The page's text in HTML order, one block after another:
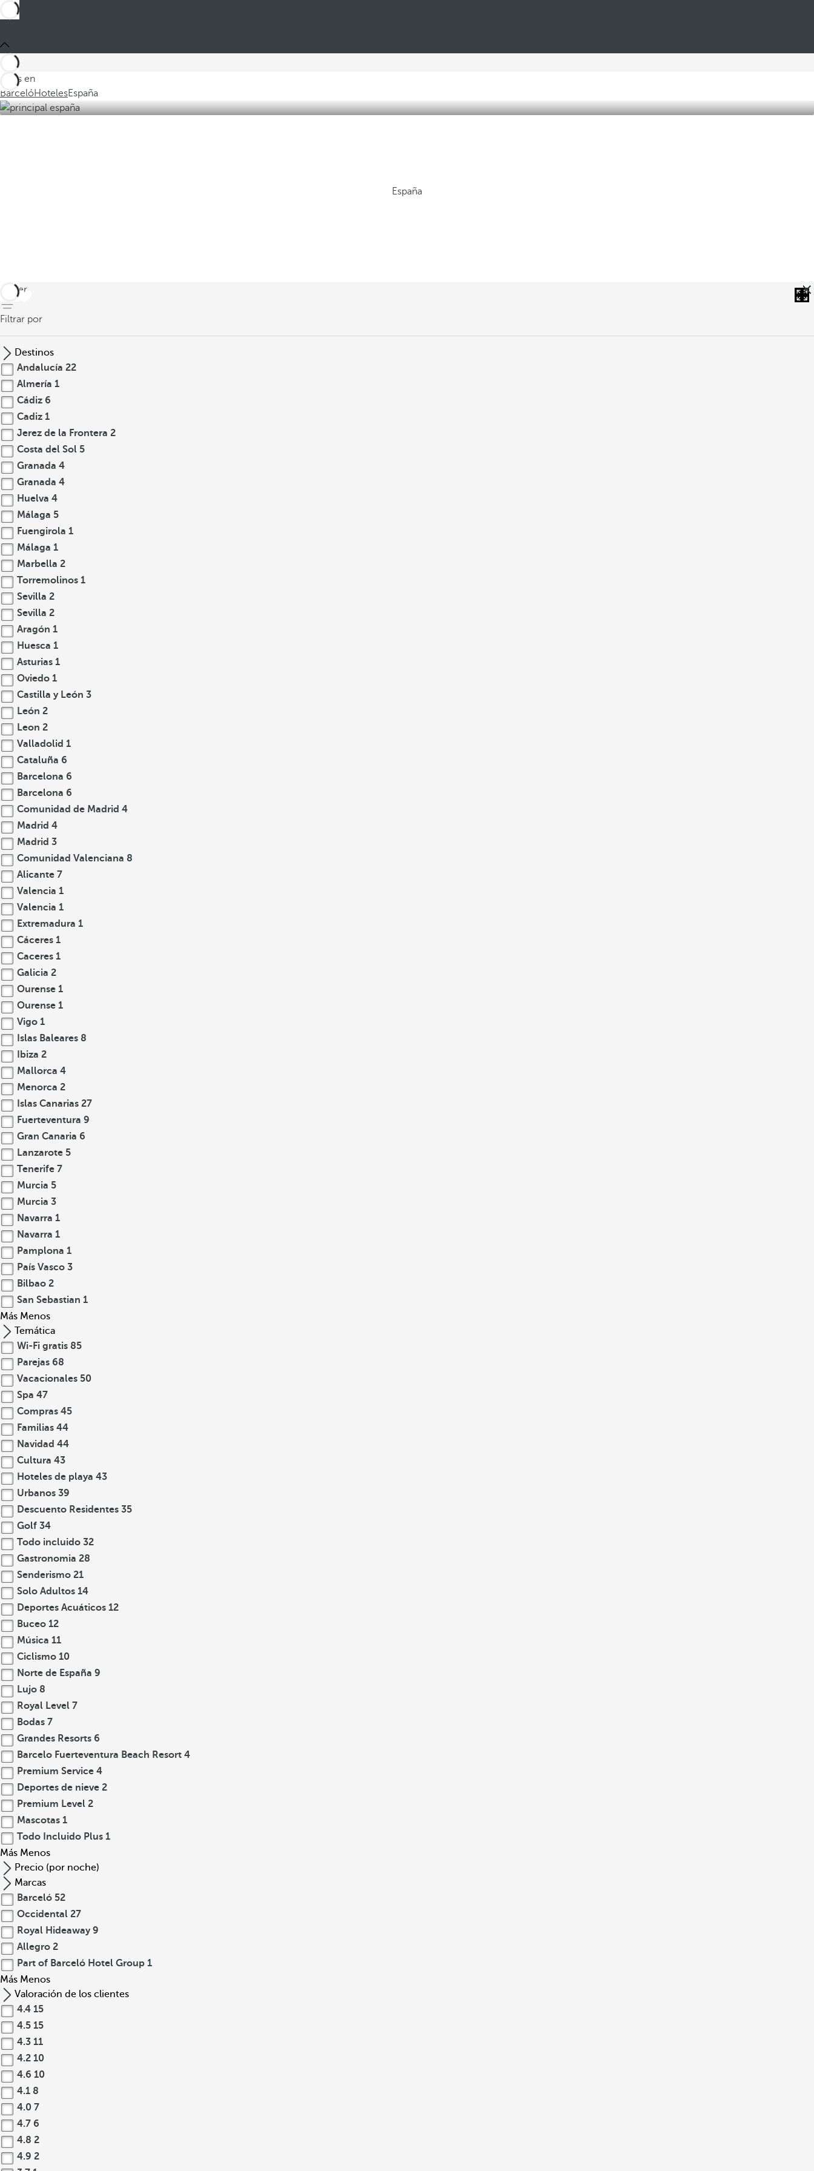
Estás en
BarcelóHotelesEspaña
España
volver
Filtrar por
Destinos
Andalucía 22
Almería 1
Cádiz 6
Cadiz 1
Jerez de la Frontera 2
Costa del Sol 5
Granada 4
Granada 4
Huelva 4
Málaga 5
Fuengirola 1
Málaga 1
Marbella 2
Torremolinos 1
Sevilla 2
Sevilla 2
Aragón 1
Huesca 1
Asturias 1
Oviedo 1
Castilla y León 3
León 2
Leon 2
Valladolid 1
Cataluña 6
Barcelona 6
Barcelona 6
Comunidad de Madrid 4
Madrid 4
Madrid 3
Comunidad Valenciana 8
Alicante 7
Valencia 1
Valencia 1
Extremadura 1
Cáceres 1
Caceres 1
Galicia 2
Ourense 1
Ourense 1
Vigo 1
Islas Baleares 8
Ibiza 2
Mallorca 4
Menorca 2
Islas Canarias 27
Fuerteventura 9
Gran Canaria 6
Lanzarote 5
Tenerife 7
Murcia 5
Murcia 3
Navarra 1
Navarra 1
Pamplona 1
País Vasco 3
Bilbao 2
San Sebastian 1
Más Menos
Temática
Wi-Fi gratis 85
Parejas 68
Vacacionales 50
Spa 47
Compras 45
Familias 44
Navidad 44
Cultura 43
Hoteles de playa 43
Urbanos 39
Descuento Residentes 35
Golf 34
Todo incluido 32
Gastronomia 28
Senderismo 21
Solo Adultos 14
Deportes Acuáticos 12
Buceo 12
Música 11
Ciclismo 10
Norte de España 9
Lujo 8
Royal Level 7
Bodas 7
Grandes Resorts 6
Barcelo Fuerteventura Beach Resort 4
Premium Service 4
Deportes de nieve 2
Premium Level 2
Mascotas 1
Todo Incluido Plus 1
Más Menos
Precio (por noche)
Marcas
Barceló 52
Occidental 27
Royal Hideaway 9
Allegro 2
Part of Barceló Hotel Group 1
Más Menos
Valoración de los clientes
4.4 15
4.5 15
4.3 11
4.2 10
4.6 10
4.1 8
4.0 7
4.7 6
4.8 2
4.9 2